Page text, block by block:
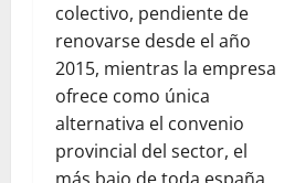
colectivo, pendiente de
renovarse desde el año
2015, mientras la empresa
ofrece como única
alternativa el convenio
provincial del sector, el